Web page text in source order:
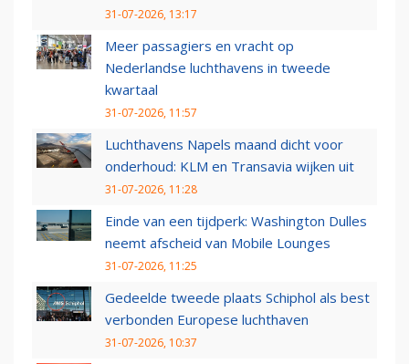
31-07-2026, 13:17
Meer passagiers en vracht op
Nederlandse luchthavens in tweede
kwartaal
31-07-2026, 11:57
Luchthavens Napels maand dicht voor
onderhoud: KLM en Transavia wijken uit
31-07-2026, 11:28
Einde van een tijdperk: Washington Dulles
neemt afscheid van Mobile Lounges
31-07-2026, 11:25
Gedeelde tweede plaats Schiphol als best
verbonden Europese luchthaven
31-07-2026, 10:37